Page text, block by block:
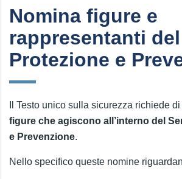
Nomina figure e
rappresentanti
Protezione e
Il Testo unico sulla sicurezza richiede di
figure che agiscono all’interno del
e Prevenzione.
Nello specifico queste nomine